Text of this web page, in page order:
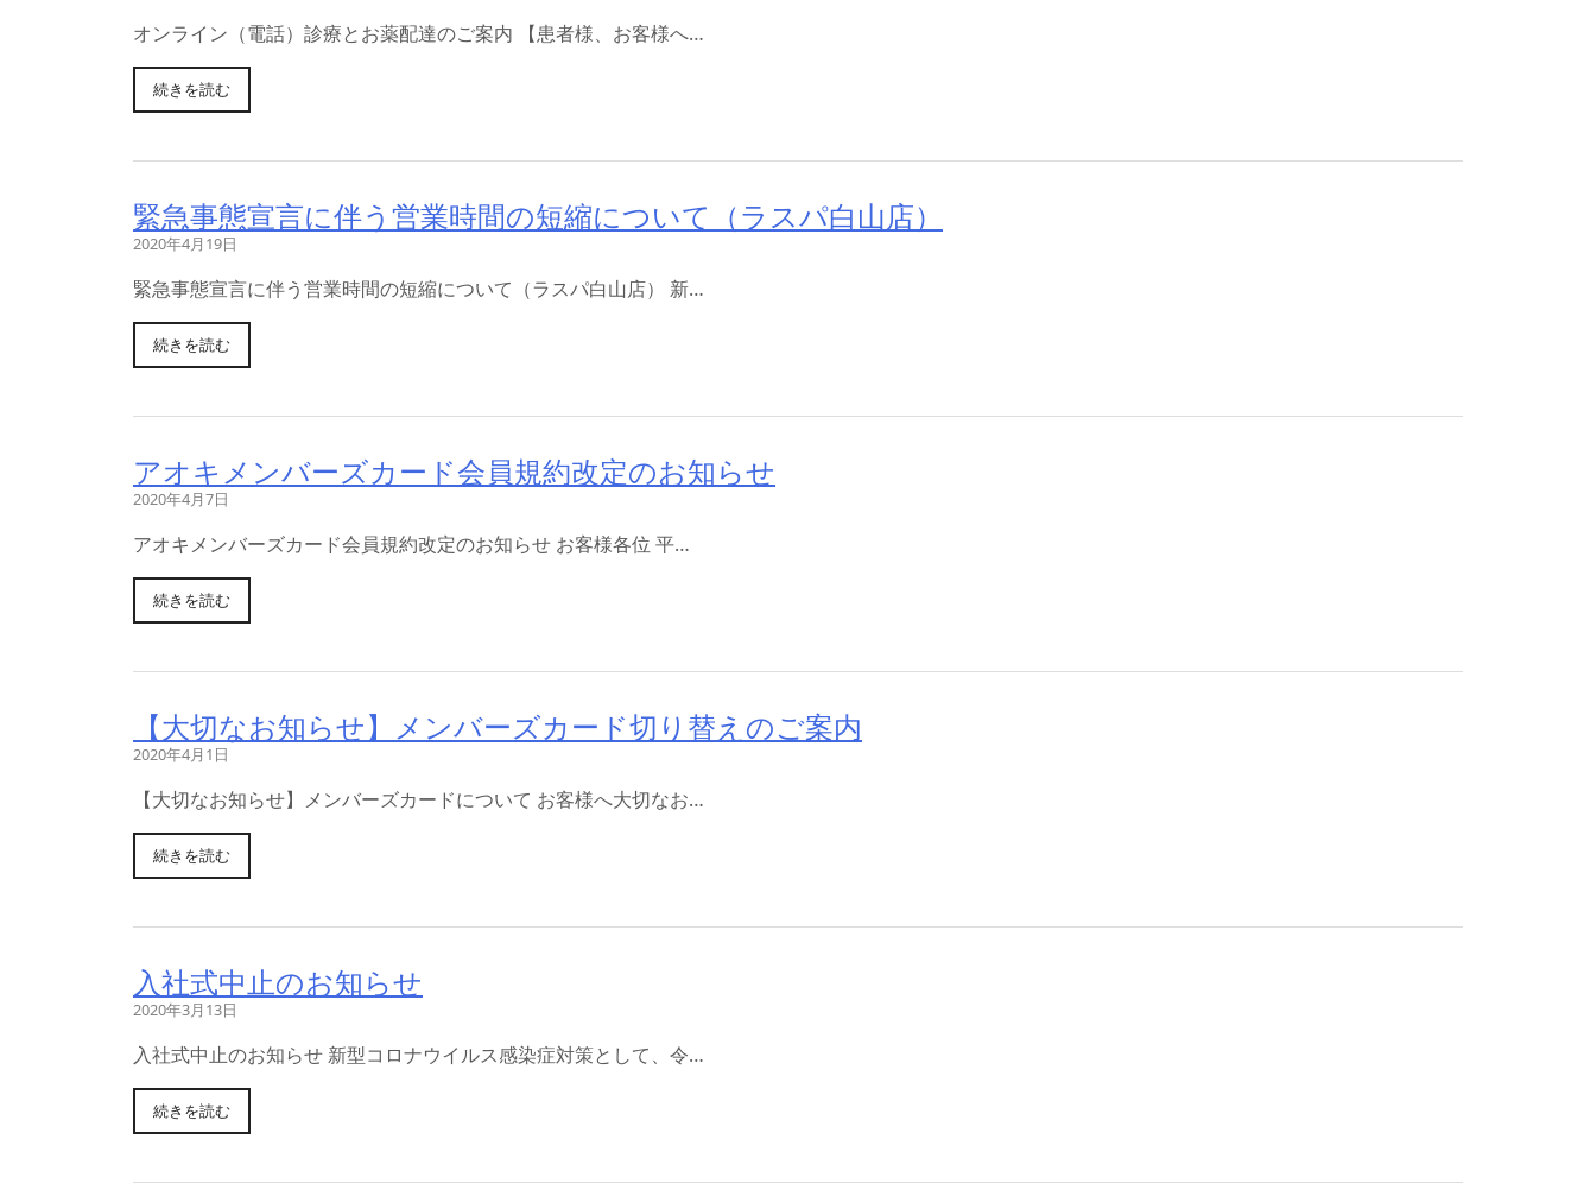
オンライン（電話）診療とお薬配達のご案内 【患者様、お客様へ…
続きを読む
緊急事態宣言に伴う営業時間の短縮について（ラスパ白山店）
2020年4月19日
緊急事態宣言に伴う営業時間の短縮について（ラスパ白山店） 新…
続きを読む
アオキメンバーズカード会員規約改定のお知らせ
2020年4月7日
アオキメンバーズカード会員規約改定のお知らせ お客様各位 平…
続きを読む
【大切なお知らせ】メンバーズカード切り替えのご案内
2020年4月1日
【大切なお知らせ】メンバーズカードについて お客様へ大切なお…
続きを読む
入社式中止のお知らせ
2020年3月13日
入社式中止のお知らせ 新型コロナウイルス感染症対策として、令…
続きを読む